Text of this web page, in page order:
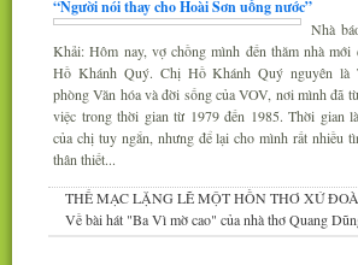
“Người nói thay cho Hoài Sơn uống nước”
Nhà
Khải: Hôm nay, vợ chồng mình đến thăm nhà mới
Hồ Khánh Quý. Chị Hồ Khánh Quý nguyên là
phòng Văn hóa và đời sống của VOV, nơi mình đã
việc trong thời gian từ 1979 đến 1985. Thời gian
của chị tuy ngắn, nhưng để lại cho mình rất nhiều
thân thiết...
THẾ MẠC LẶNG LẼ MỘT HỒN THƠ XỨ
Về bài hát "Ba Vì mờ cao" của nhà thơ Quang